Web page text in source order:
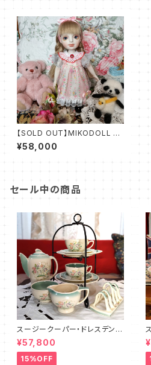
【SOLD OUT】MIKODOLL オ
リジナルビスクドール 23cm（M
Ｄ0002）
¥58,000
セール中の商品
スージークーパー・ドレスデンス
プレイ・ティーフォーツー・セット
PLUS（SCDR6001）
¥57,800
15%OFF